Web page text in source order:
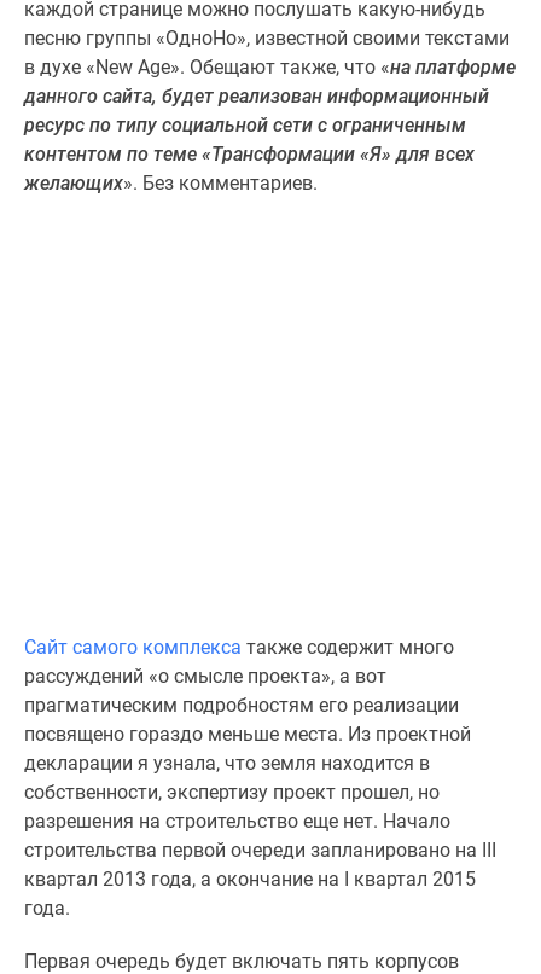
каждой странице можно послушать какую-нибудь
песню группы «ОдноНо», известной своими текстами
в духе «New Age». Обещают также, что «на платформе
данного сайта, будет реализован информационный
ресурс по типу социальной сети с ограниченным
контентом по теме «Трансформации «Я» для всех
желающих». Без комментариев.
Сайт самого комплекса также содержит много
рассуждений «о смысле проекта», а вот
прагматическим подробностям его реализации
посвящено гораздо меньше места. Из проектной
декларации я узнала, что земля находится в
собственности, экспертизу проект прошел, но
разрешения на строительство еще нет. Начало
строительства первой очереди запланировано на III
квартал 2013 года, а окончание на I квартал 2015
года.
Первая очередь будет включать пять корпусов